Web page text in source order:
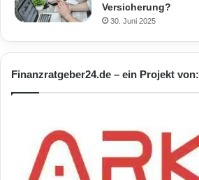
Versicherung?
30. Juni 2025
Finanzratgeber24.de – ein Projekt von: